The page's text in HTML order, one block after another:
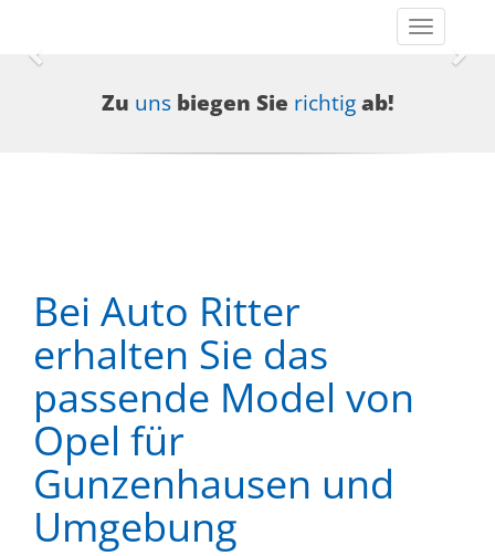
Toggle
Zurück
Zu unsbiegen Sie richtigab!
Bei Auto Ritter
erhalten Sie das
passende Model von
Opel für
Gunzenhausen und
Umgebung